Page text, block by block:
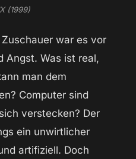
(1999)
war es vor
Angst. Was ist real,
man dem
Computer sind
verstecken? Der
ein unwirtlicher
artifiziell. Doch